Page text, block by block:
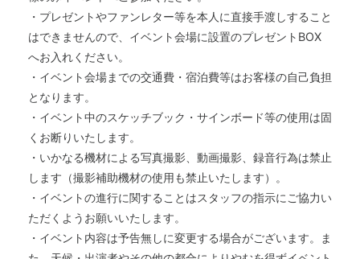
・プレゼントやファンレター等を本人に直接手渡しすること
はできませんので、イベント会場に設置のプレゼントBOX
へお入れください。
・イベント会場までの交通費・宿泊費等はお客様の自己負担
となります。
・イベント中のスケッチブック・サインボード等の使用は固
くお断りいたします。
・いかなる機材による写真撮影、動画撮影、録音行為は禁止
します（撮影補助機材の使用も禁止いたします）。
・イベントの進行に関することはスタッフの指示にご協力い
ただくようお願いいたします。
・イベント内容は予告無しに変更する場合がございます。ま